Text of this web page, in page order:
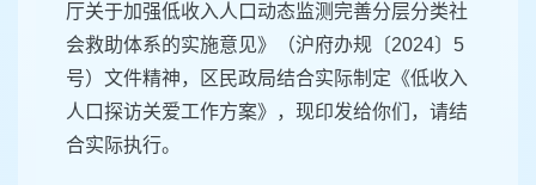
厅关于加强低收入人口动态监测完善分层分类社
会救助体系的实施意见》（沪府办规〔2024〕5
号）文件精神，区民政局结合实际制定《低收入
人口探访关爱工作方案》，现印发给你们，请结
合实际执行。